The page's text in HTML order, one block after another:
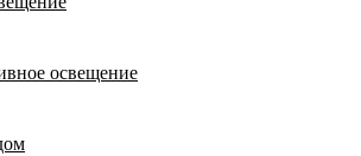
освещение